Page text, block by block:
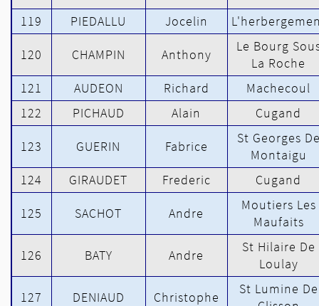
119 PIEDALLU Jocelin
120 CHAMPIN Anthony
Le Bourg
La Roche
121
AUDEON Richard
Machecoul
122
PICHAUD Alain Cugand
123 GUERIN Fabrice
St Georges
Montaigu
124
GIRAUDET Frederic Cugand
125 SACHOT Andre
Moutiers Les
Maufaits
126 BATY Andre
St Hilaire De
Loulay
127 DENIAUD Christophe
St Lumine De